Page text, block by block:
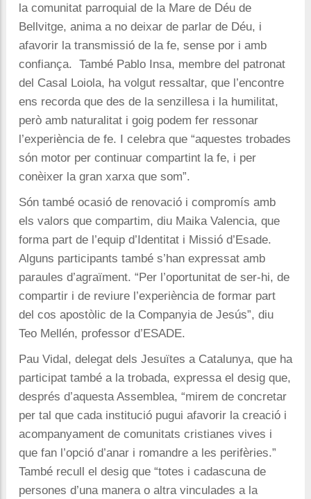
la comunitat parroquial de la Mare de Déu de
Bellvitge, anima a no deixar de parlar de Déu, i
afavorir la transmissió de la fe, sense por i amb
confiança. També Pablo Insa, membre del patronat
del Casal Loiola, ha volgut ressaltar, que l’encontre
ens recorda que des de la senzillesa i la humilitat,
però amb naturalitat i goig podem fer ressonar
l’experiència de fe. I celebra que “aquestes trobades
són motor per continuar compartint la fe, i per
conèixer la gran xarxa que som”.
Són també ocasió de renovació i compromís amb
els valors que compartim, diu Maika Valencia, que
forma part de l’equip d’Identitat i Missió d’Esade.
Alguns participants també s’han expressat amb
paraules d’agraïment. “Per l’oportunitat de ser-hi, de
compartir i de reviure l’experiència de formar part
del cos apostòlic de la Companyia de Jesús”, diu
Teo Mellén, professor d’ESADE.
Pau Vidal, delegat dels Jesuïtes a Catalunya, que ha
participat també a la trobada, expressa el desig que,
després d’aquesta Assemblea, “mirem de concretar
per tal que cada institució pugui afavorir la creació i
acompanyament de comunitats cristianes vives i
que fan l’opció d’anar i romandre a les perifèries.”
També recull el desig que “totes i cadascuna de
persones d’una manera o altra vinculades a la